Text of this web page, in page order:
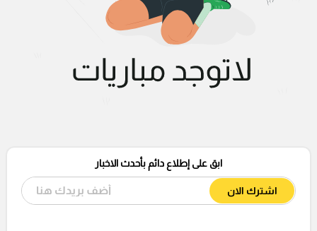
ابق على إطلاع دائم بأحدث الاخبار
اشترك الان